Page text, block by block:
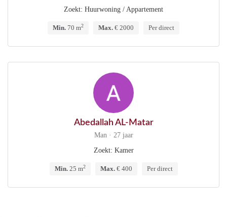
Zoekt: Huurwoning / Appartement
Min. 70 m2 Max. € 2000 Per direct
Abedallah AL-Matar
Man · 27 jaar
Zoekt: Kamer
Min.25 m2 Max.€ 400 Per direct